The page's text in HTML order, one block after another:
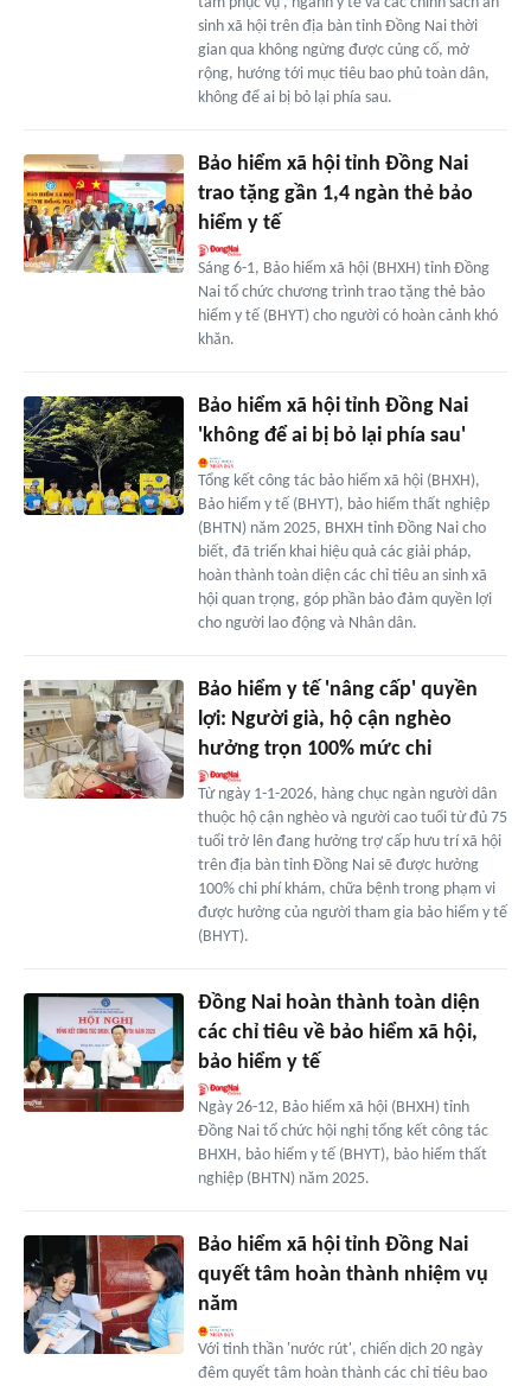
sinh xã hội trên địa bàn tỉnh Đồng Nai thời
gian qua không ngừng được củng cố, mở
rộng, hướng tới mục tiêu bao phủ toàn dân,
không để ai bị bỏ lại phía sau.
Bảo hiểm xã hội tỉnh Đồng Nai
trao tặng gần 1,4 ngàn thẻ bảo
hiểm y tế
Sáng 6-1, Bảo hiểm xã hội (BHXH) tỉnh Đồng
Nai tổ chức chương trình trao tặng thẻ bảo
hiểm y tế (BHYT) cho người có hoàn cảnh khó
khăn.
Bảo hiểm xã hội tỉnh Đồng Nai
'không để ai bị bỏ lại phía sau'
Tổng kết công tác bảo hiểm xã hội (BHXH),
Bảo hiểm y tế (BHYT), bảo hiểm thất nghiệp
(BHTN) năm 2025, BHXH tỉnh Đồng Nai cho
biết, đã triển khai hiệu quả các giải pháp,
hoàn thành toàn diện các chỉ tiêu an sinh xã
hội quan trọng, góp phần bảo đảm quyền lợi
cho người lao động và Nhân dân.
Bảo hiểm y tế 'nâng cấp' quyền
lợi: Người già, hộ cận nghèo
hưởng trọn 100% mức chi
Từ ngày 1-1-2026, hàng chục ngàn người dân
thuộc hộ cận nghèo và người cao tuổi từ đủ 75
tuổi trở lên đang hưởng trợ cấp hưu trí xã hội
trên địa bàn tỉnh Đồng Nai sẽ được hưởng
100% chi phí khám, chữa bệnh trong phạm vi
được hưởng của người tham gia bảo hiểm y tế
(BHYT).
Đồng Nai hoàn thành toàn diện
các chỉ tiêu về bảo hiểm xã hội,
bảo hiểm y tế
Ngày 26-12, Bảo hiểm xã hội (BHXH) tỉnh
Đồng Nai tổ chức hội nghị tổng kết công tác
BHXH, bảo hiểm y tế (BHYT), bảo hiểm thất
nghiệp (BHTN) năm 2025.
Bảo hiểm xã hội tỉnh Đồng Nai
quyết tâm hoàn thành nhiệm vụ
năm
Với tinh thần 'nước rút', chiến dịch 20 ngày
đêm quyết tâm hoàn thành các chỉ tiêu bao